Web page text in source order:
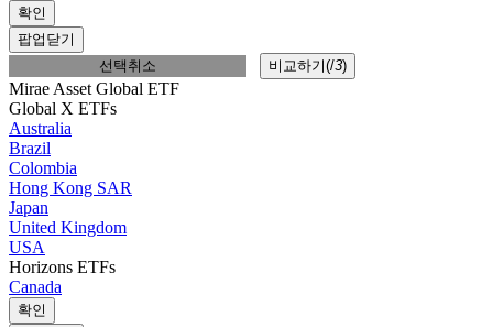
확인
팝업닫기
선택취소
비교하기(/3)
Mirae Asset Global ETF
Global X ETFs
Australia
Brazil
Colombia
Hong Kong SAR
Japan
United Kingdom
USA
Horizons ETFs
Canada
확인